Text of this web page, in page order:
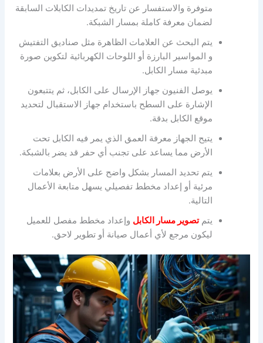
متوفرة والاستفسار عن تاريخ تمديدات الكابلات السابقة
لضمان معرفة كاملة بمسار الشبكة.
يتم البحث عن العلامات الظاهرة مثل صناديق التفتيش
و المواسير البارزة أو اللوحات الكهربائية لتكوين صورة
مبدئية مسار الكابل.
يوصل الفنيون جهاز الإرسال على الكابل، ثم يتتبعون
الإشارة على السطح باستخدام جهاز الاستقبال لتحديد
موقع الكابل بدقة.
يتيح الجهاز معرفة العمق الذي يمر فيه الكابل تحت
الأرض مما يساعد على تجنب أي حفر قد يضر بالشبكة.
يتم تحديد المسار بشكل واضح على الأرض بعلامات
مرئية أو إعداد مخطط تفصيلي يسهل متابعة الأعمال
التالية.
يتمتصوير مسار الكابل وإعداد مخطط مفصل للعميل
ليكون مرجع لأي أعمال صيانة أو تطوير لاحق.